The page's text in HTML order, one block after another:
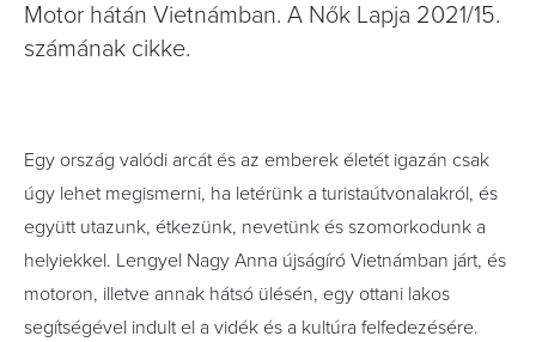
Motor hátán Vietnámban. A Nők Lapja 2021/15.
számának cikke.
Egy ország valódi arcát és az emberek életét igazán csak
úgy lehet megismerni, ha letérünk a turistaútvonalakról, és
együtt utazunk, étkezünk, nevetünk és szomorkodunk a
helyiekkel. Lengyel Nagy Anna újságíró Vietnámban járt, és
motoron, illetve annak hátsó ülésén, egy ottani lakos
segítségével indult el a vidék és a kultúra felfedezésére.